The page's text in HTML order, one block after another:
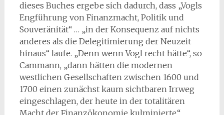
dieses Buches ergebe sich dadurch, dass „Vogls
Engführung von Finanzmacht, Politik und
Souveränität“ … „in der Konsequenz auf nichts
anderes als die Delegitimierung der Neuzeit
hinaus“ laufe. „Denn wenn Vogl recht hätte“, so
Cammann, „dann hätten die modernen
westlichen Gesellschaften zwischen 1600 und
1700 einen zunächst kaum sichtbaren Irrweg
eingeschlagen, der heute in der totalitären
Macht der Finanzökonomie kulminierte.“